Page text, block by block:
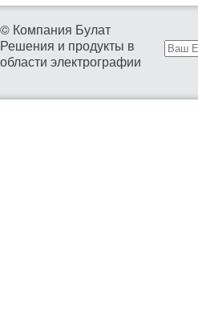
© Компания Булат
Решения и продукты в
области электрографии